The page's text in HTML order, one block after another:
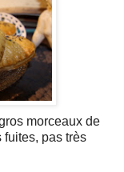
morceaux de
fuites, pas très